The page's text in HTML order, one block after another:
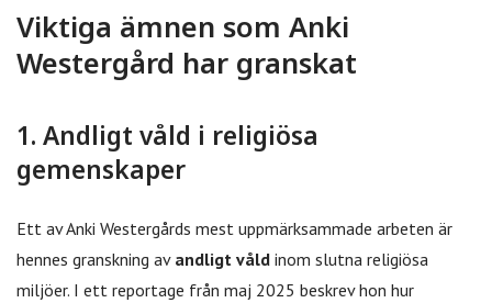
Viktiga ämnen som Anki
Westergård har granskat
1. Andligt våld i religiösa
gemenskaper
Ett av Anki Westergårds mest uppmärksammade arbeten är
hennes granskning av andligt våld inom slutna religiösa
miljöer. I ett reportage från maj 2025 beskrev hon hur